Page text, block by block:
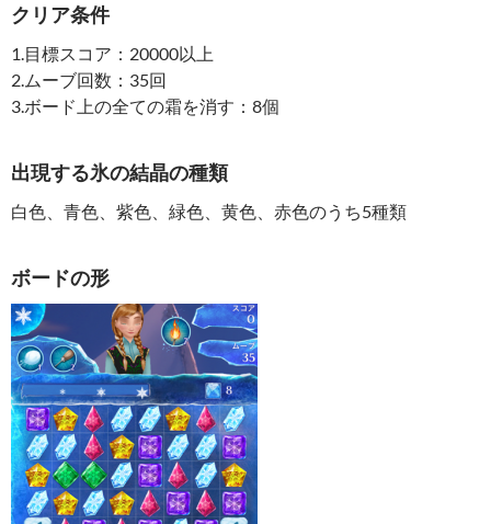
クリア条件
1.目標スコア：20000以上
2.ムーブ回数：35回
3.ボード上の全ての霜を消す：8個
出現する氷の結晶の種類
白色、青色、紫色、緑色、黄色、赤色のうち5種類
ボードの形